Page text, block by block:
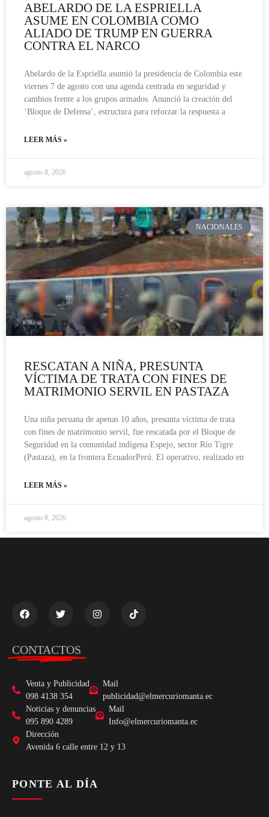
ABELARDO DE LA ESPRIELLA
ASUME EN COLOMBIA COMO
ALIADO DE TRUMP EN GUERRA
CONTRA EL NARCO
Abelardo de la Espriella asumió la presidencia de Colombia este
viernes 7 de agosto con una agenda centrada en seguridad y
cambios frente a los grupos armados. Anunció la creación del
‘Bloque de Defensa’, estructura para reforzar la respuesta a
LEER MÁS »
agosto 8, 2026
NACIONALES
RESCATAN A NIÑA, PRESUNTA
VÍCTIMA DE TRATA CON FINES DE
MATRIMONIO SERVIL EN PASTAZA
Una niña peruana de apenas 10 años, presunta víctima de trata
con fines de matrimonio servil, fue rescatada por el Bloque de
Seguridad en la comunidad indígena Espejo, sector Río Tigre
(Pastaza), en la frontera EcuadorPerú. El operativo, realizado en
LEER MÁS »
agosto 8, 2026
CONTACTOS
Venta y Publicidad
098 4138 354
Mail
publicidad@elmercuriomanta.ec
Noticias y denuncias
095 890 4289
Mail
Info@elmercuriomanta.ec
Dirección
Avenida 6 calle entre 12 y 13
PONTE AL DÍA